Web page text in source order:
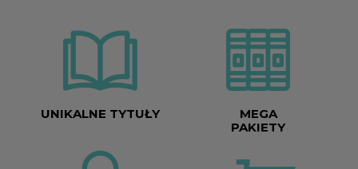
UNIKALNE TYTUŁY
MEGA
PAKIETY